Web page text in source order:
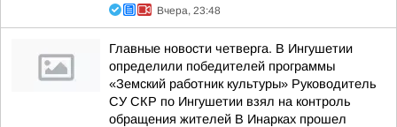
Вчера, 23:48
Главные новости четверга. В Ингушетии
определили победителей программы
«Земский работник культуры» Руководитель
СУ СКР по Ингушетии взял на контроль
обращения жителей В Инарках прошел